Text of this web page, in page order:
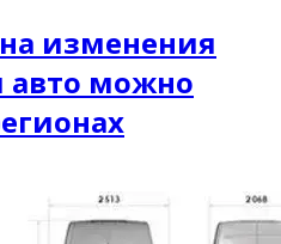
изменения
авто можно